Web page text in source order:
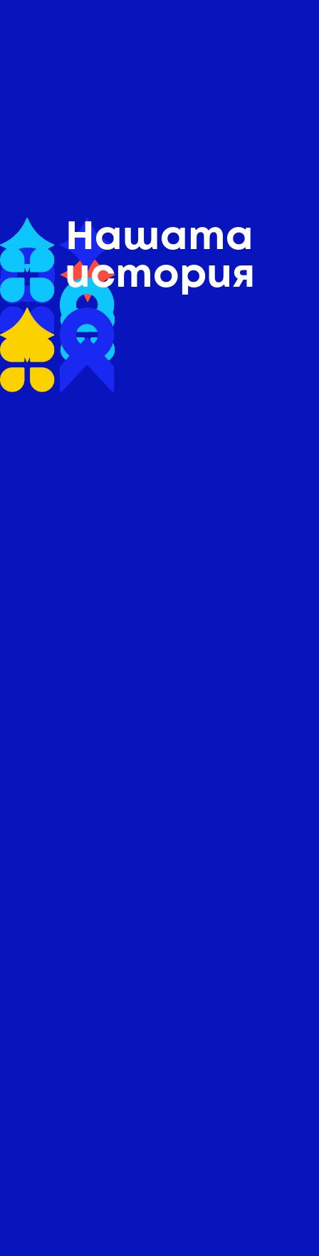
Нашата
история